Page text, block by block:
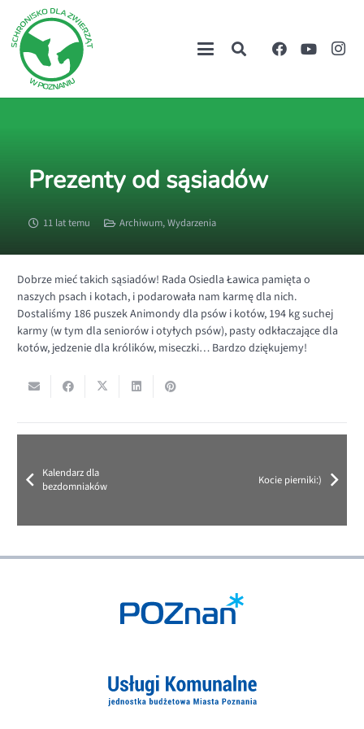
Prezenty od sąsiadów
11 lat temu Archiwum,Wydarzenia
Dobrze mieć takich sąsiadów! Rada Osiedla Ławica pamięta o
naszych psach i kotach, i podarowała nam karmę dla nich.
Dostaliśmy 186 puszek Animondy dla psów i kotów, 194 kg suchej
karmy (w tym dla seniorów i otyłych psów), pasty odkłaczające dla
kotów, jedzenie dla królików, miseczki… Bardzo dziękujemy!
Kalendarz dla
bezdomniaków
Kocie pierniki:)